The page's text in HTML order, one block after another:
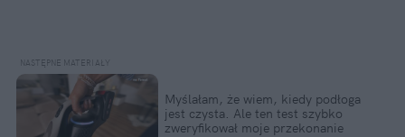
Myślałam, że wiem, kiedy podłoga
jest czysta. Ale ten test szybko
zweryfikował moje przekonanie